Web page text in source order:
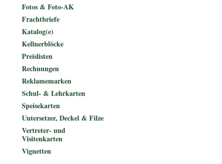
Fotos & Foto-AK
Frachtbriefe
Katalog(e)
Kellnerblöcke
Preislisten
Rechnungen
Reklamemarken
Schul- & Lehrkarten
Speisekarten
Untersetzer, Deckel & Filze
Vertreter- und
Visitenkarten
Vignetten